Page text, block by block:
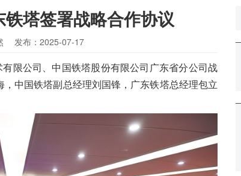
塔签署战略合作协议
发布：2025-07-17
限公司、中国铁塔股份有限公司广东省分公司战
中国铁塔副总经理刘国锋，广东铁塔总经理包立